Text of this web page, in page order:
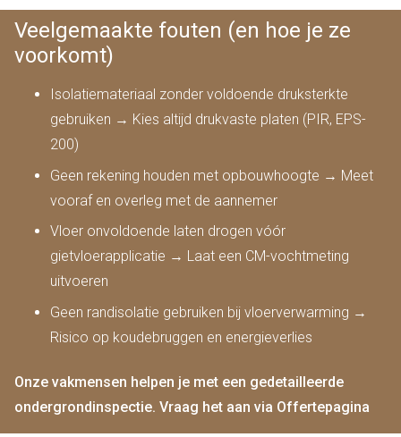
Veelgemaakte fouten (en hoe je ze
voorkomt)
Isolatiemateriaal zonder voldoende druksterkte
gebruiken → Kies altijd drukvaste platen (PIR, EPS-
200)
Geen rekening houden met opbouwhoogte → Meet
vooraf en overleg met de aannemer
Vloer onvoldoende laten drogen vóór
gietvloerapplicatie → Laat een CM-vochtmeting
uitvoeren
Geen randisolatie gebruiken bij vloerverwarming →
Risico op koudebruggen en energieverlies
Onze vakmensen helpen je met een gedetailleerde
ondergrondinspectie. Vraag het aan via Offertepagina